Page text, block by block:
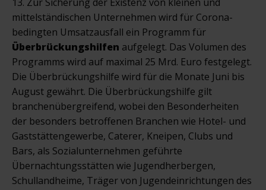
mittelständischen Unternehmen wird für Corona-
bedingten Umsatzausfall ein Programm für
Überbrückungshilfen aufgelegt. Das Volumen des
Programms wird auf maximal 25 Mrd. Euro festgelegt.
Die Überbrückungshilfe wird für die Monate Juni bis
August gewährt. Die Überbrückungshilfe gilt
branchenübergreifend, wobei den Besonderheiten
der besonders betroffenen Branchen wie Hotel- und
Gaststättengewerbe, Caterer, Kneipen, Clubs und
Bars, als Sozialunternehmen geführte
Übernachtungsstätten wie Jugendherbergen,
Schullandheime, Träger von Jugendeinrichtungen des